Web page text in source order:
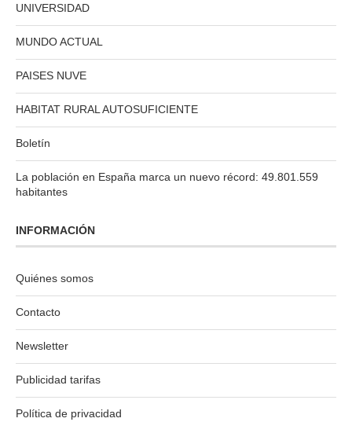
UNIVERSIDAD
MUNDO ACTUAL
PAISES NUVE
HABITAT RURAL AUTOSUFICIENTE
Boletín
La población en España marca un nuevo récord: 49.801.559
habitantes
INFORMACIÓN
Quiénes somos
Contacto
Newsletter
Publicidad tarifas
Política de privacidad